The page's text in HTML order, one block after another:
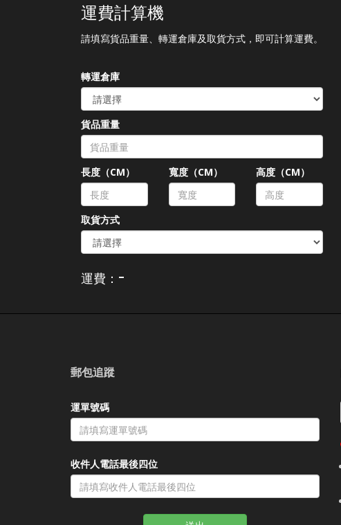
運費計算機
請填寫貨品重量、轉運倉庫及取貨方式，即可計算運費。
轉運倉庫
貨品重量
長度（CM） 寬度（CM） 高度（CM）
取貨方式
運費： -
郵包追蹤
運單號碼
收件人電話最後四位